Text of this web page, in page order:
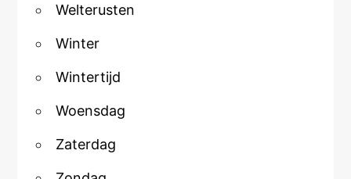
Welterusten
Winter
Wintertijd
Woensdag
Zaterdag